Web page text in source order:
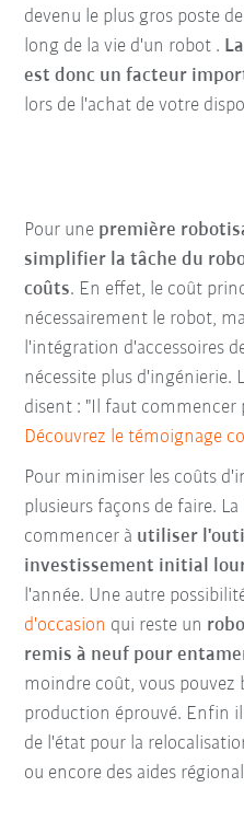
devenu le plus gros poste
long de la vie d'un robot .
est donc un facteur
lors de l'achat de votre
Pour une première
simplifier la tâche du
coûts. En effet, le coût
nécessairement le robot,
l'intégration d'accessoires
nécessite plus d'ingénierie.
disent : "Il faut commencer
Découvrez le témoignage
Pour minimiser les coûts
plusieurs façons de faire.
commencer à utiliser
investissement initial
l'année. Une autre
d'occasion qui reste un
remis à neuf pour
moindre coût, vous
production éprouvé. Enfin
de l'état pour la
ou encore des aides